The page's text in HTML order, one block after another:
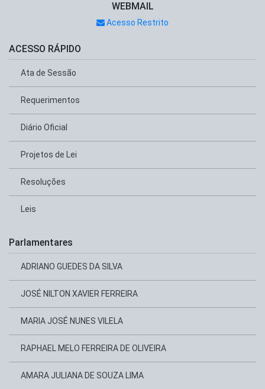
WEBMAIL
Acesso Restrito
ACESSO RÁPIDO
Ata de Sessão
Requerimentos
Diário Oficial
Projetos de Lei
Resoluções
Leis
Parlamentares
ADRIANO GUEDES DA SILVA
JOSÉ NILTON XAVIER FERREIRA
MARIA JOSÉ NUNES VILELA
RAPHAEL MELO FERREIRA DE OLIVEIRA
AMARA JULIANA DE SOUZA LIMA